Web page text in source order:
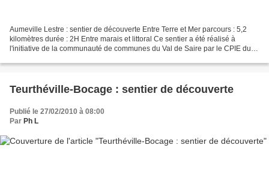
Aumeville Lestre : sentier de découverte Entre Terre et Mer parcours : 5,2
kilomètres durée : 2H Entre marais et littoral Ce sentier a été réalisé à
l'initiative de la communauté de communes du Val de Saire par le CPIE du
Teurthéville-Bocage : sentier de découverte
Publié le 27/02/2010 à 08:00
Par Ph L